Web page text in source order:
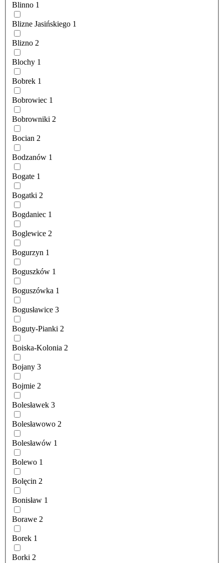
Blinno 1
Blizne Jasińskiego 1
Blizno 2
Blochy 1
Bobrek 1
Bobrowiec 1
Bobrowniki 2
Bocian 2
Bodzanów 1
Bogate 1
Bogatki 2
Bogdaniec 1
Boglewice 2
Bogurzyn 1
Boguszków 1
Boguszówka 1
Bogusławice 3
Boguty-Pianki 2
Boiska-Kolonia 2
Bojany 3
Bojmie 2
Bolesławek 3
Bolesławowo 2
Bolesławów 1
Bolewo 1
Bolęcin 2
Bonisław 1
Borawe 2
Borek 1
Borki 2